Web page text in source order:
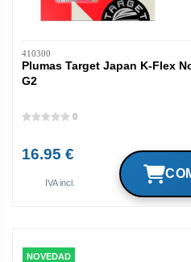
410300
Plumas Target Japan K-Flex
G2
0
16.95 €
IVA incl.
NOVEDAD